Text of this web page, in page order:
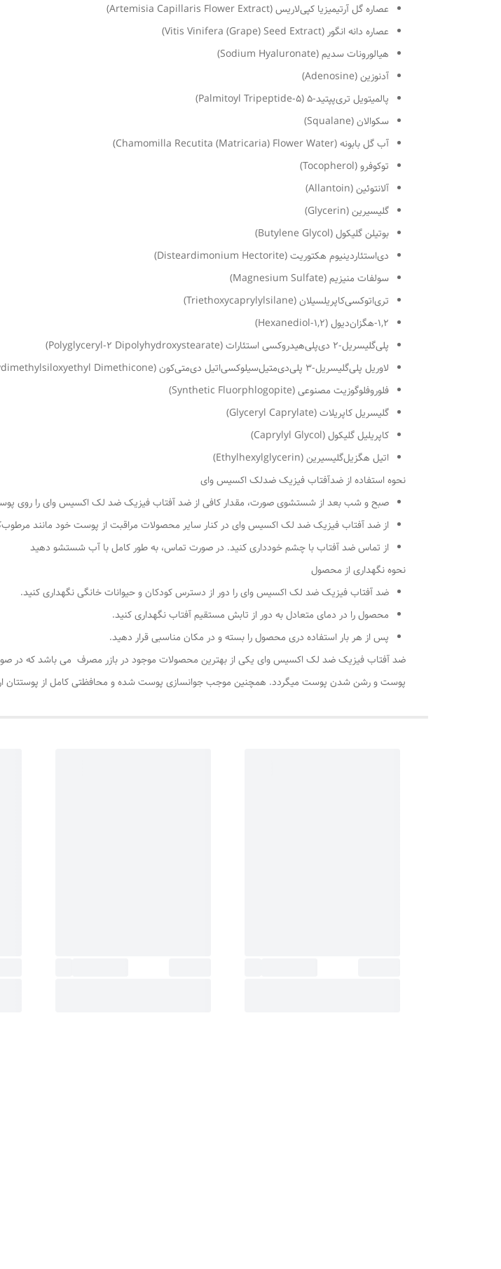
عصاره گل آرتیمیزیا کپی‌لاریس (Artemisia Capillaris Flower Extract)
عصاره دانه انگور (Vitis Vinifera (Grape) Seed Extract)
هیالورونات سدیم (Sodium Hyaluronate)
آدنوزین (Adenosine)
پالمیتویل تری‌پپتید-۵ (Palmitoyl Tripeptide-5)
سکوالان (Squalane)
آب گل بابونه (Chamomilla Recutita (Matricaria) Flower Water)
توکوفرو (Tocopherol)
آلانتوئین (Allantoin)
گلیسیرین (Glycerin)
بوتیلن گلیکول (Butylene Glycol)
دی‌استئاردینیوم هکتوریت (Disteardimonium Hectorite)
سولفات منیزیم (Magnesium Sulfate)
تری‌اتوکسی‌کاپریلسیلان (Triethoxycaprylylsilane)
۱,۲-هگزان‌دیول (1,2-Hexanediol)
پلی‌گلیسریل-۲ دی‌پلی‌هیدروکسی استئارات (Polyglyceryl-2 Dipolyhydroxystearate)
لاوریل پلی‌گلیسریل-۳ پلی‌دی‌متیل‌سیلوکسی‌اتیل دی‌متی‌کون (Lauryl Polyglyceryl-3 Polydimethylsiloxyethyl Dimethicone)
فلوروفلوگوزیت مصنوعی (Synthetic Fluorphlogopite)
گلیسریل کاپریلات (Glyceryl Caprylate)
کاپریلیل گلیکول (Caprylyl Glycol)
اتیل هگزیل‌گلیسیرین (Ethylhexylglycerin)
نحوه استفاده از ضدآفتاب فیزیک ضدلک اکسیس وای
صبح و شب بعد از شستشوی صورت، مقدار کافی از ضد آفتاب فیزیک ضد لک اکسیس وای را روی
از ضد آفتاب فیزیک ضد لک اکسیس وای در کنار سایر محصولات مراقبت از پوست خود مانند
از تماس ضد آفتاب با چشم خودداری کنید. در صورت تماس، به طور کامل با آب شستشو دهید
نحوه نگهداری از محصول
ضد آفتاب فیزیک ضد لک اکسیس وای را دور از دسترس کودکان و حیوانات خانگی نگهداری کنید.
محصول را در دمای متعادل به دور از تابش مستقیم آفتاب نگهداری کنید.
پس از هر بار استفاده دری محصول را بسته و در مکان مناسبی قرار دهید.
ضد آفتاب فیزیک ضد لک اکسیس وای یکی از بهترین محصولات موجود در بازر مصرف می باشد که در
پوست و رشن شدن پوست میگردد. همچنین موجب جوانسازی پوست شده و محافظتی کامل از پوستتان